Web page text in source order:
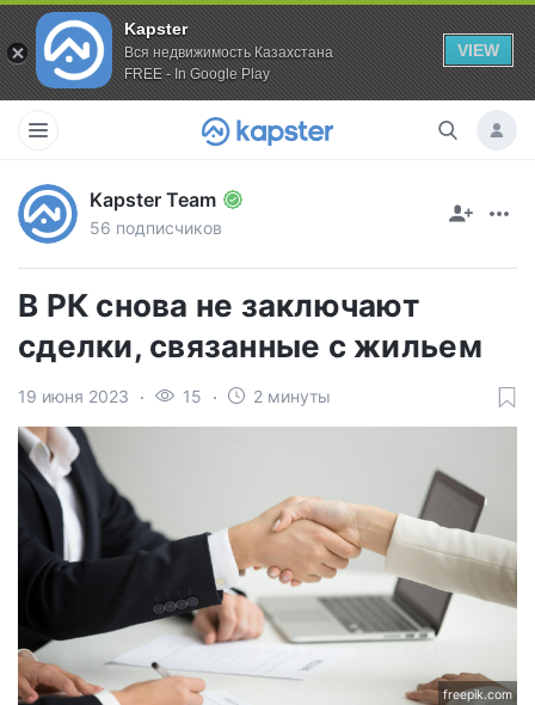
Kapster
Вся недвижимость Казахстана
FREE - In Google Play
VIEW
Kapster Team
56 подписчиков
В РК снова не заключают
сделки, связанные с жильем
19 июня 2023 15 2 минуты
freepik.com